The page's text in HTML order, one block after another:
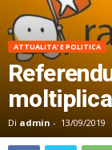
ATTUALITA' E POLITICA
Di admin - 13/09/2019